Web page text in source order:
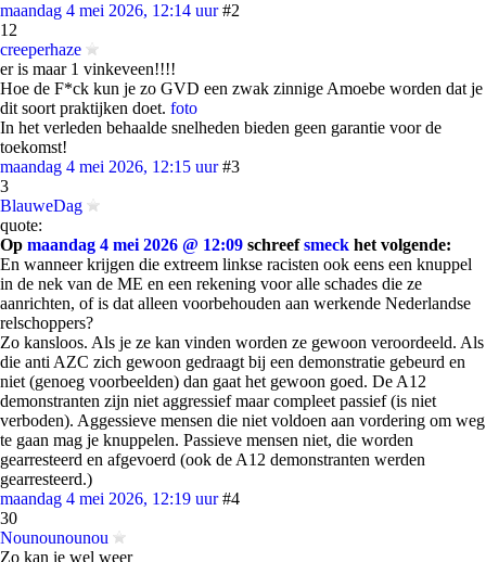
maandag 4 mei 2026, 12:14 uur #2
12
creeperhaze
er is maar 1 vinkeveen!!!!
Hoe de F*ck kun je zo GVD een zwak zinnige Amoebe worden dat je
dit soort praktijken doet. foto
In het verleden behaalde snelheden bieden geen garantie voor de
toekomst!
maandag 4 mei 2026, 12:15 uur #3
3
BlauweDag
quote:
Op maandag 4 mei 2026 @ 12:09 schreefsmeck het volgende:
En wanneer krijgen die extreem linkse racisten ook eens een knuppel
in de nek van de ME en een rekening voor alle schades die ze
aanrichten, of is dat alleen voorbehouden aan werkende Nederlandse
relschoppers?
Zo kansloos. Als je ze kan vinden worden ze gewoon veroordeeld. Als
die anti AZC zich gewoon gedraagt bij een demonstratie gebeurd en
niet (genoeg voorbeelden) dan gaat het gewoon goed. De A12
demonstranten zijn niet aggressief maar compleet passief (is niet
verboden). Aggessieve mensen die niet voldoen aan vordering om weg
te gaan mag je knuppelen. Passieve mensen niet, die worden
gearresteerd en afgevoerd (ook de A12 demonstranten werden
gearresteerd.)
maandag 4 mei 2026, 12:19 uur #4
30
Nounounounou
Zo kan ie wel weer